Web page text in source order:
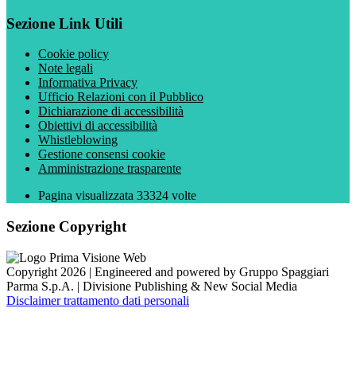
Sezione Link Utili
Cookie policy
Note legali
Informativa Privacy
Ufficio Relazioni con il Pubblico
Dichiarazione di accessibilità
Obiettivi di accessibilità
Whistleblowing
Gestione consensi cookie
Amministrazione trasparente
Pagina visualizzata 33324 volte
Sezione Copyright
Copyright 2026 | Engineered and powered by Gruppo Spaggiari
Parma S.p.A. | Divisione Publishing & New Social Media
Disclaimer trattamento dati personali